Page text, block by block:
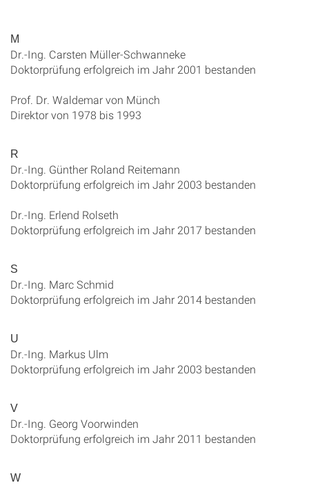
M
Dr.-Ing. Carsten Müller-Schwanneke
Doktorprüfung erfolgreich im Jahr 2001 bestanden
Prof. Dr. Waldemar von Münch
Direktor von 1978 bis 1993
R
Dr.-Ing. Günther Roland Reitemann
Doktorprüfung erfolgreich im Jahr 2003 bestanden
Dr.-Ing. Erlend Rolseth
Doktorprüfung erfolgreich im Jahr 2017 bestanden
S
Dr.-Ing. Marc Schmid
Doktorprüfung erfolgreich im Jahr 2014 bestanden
U
Dr.-Ing. Markus Ulm
Doktorprüfung erfolgreich im Jahr 2003 bestanden
V
Dr.-Ing. Georg Voorwinden
Doktorprüfung erfolgreich im Jahr 2011 bestanden
W